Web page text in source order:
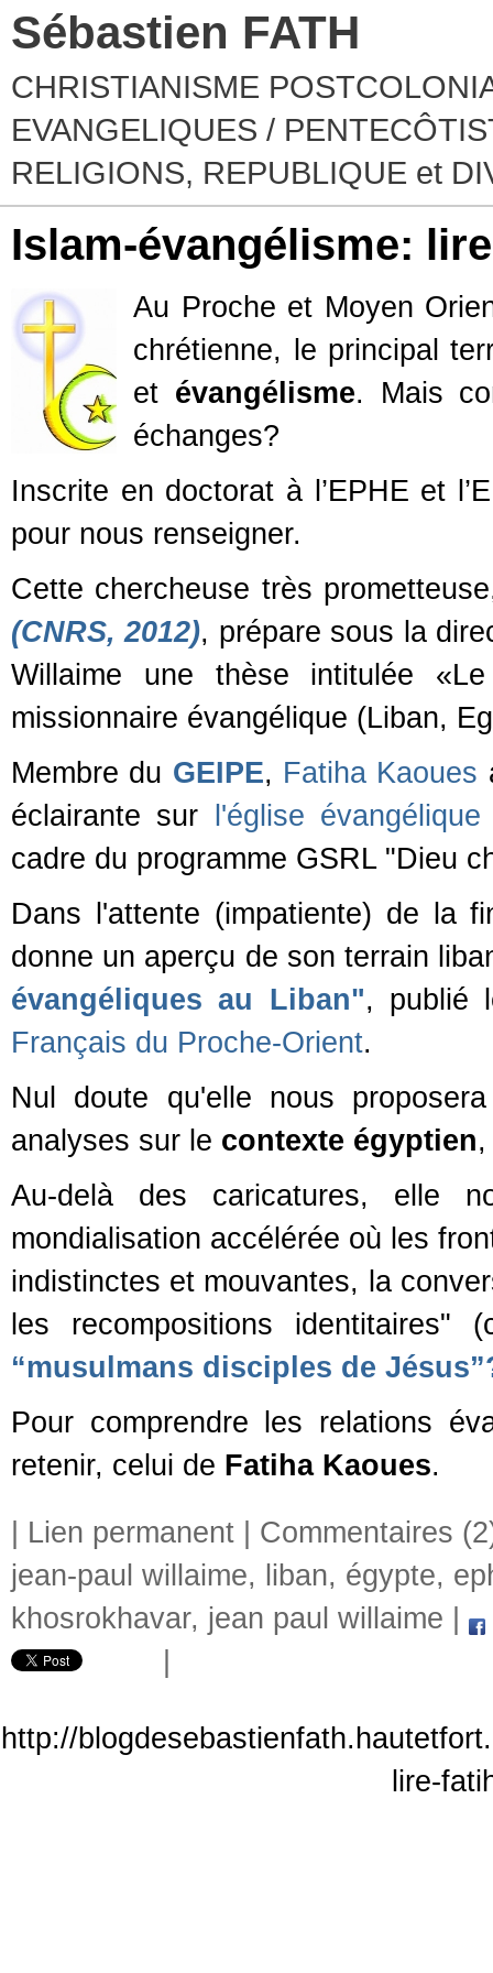
Sébastien FATH
CHRISTIANISME
EVANGELIQUES /
RELIGIONS, REPUBLIQUE et
Islam-évangélisme:
Au Proche et Moyen
chrétienne, le principal
et évangélisme. Mais
échanges?
Inscrite en doctorat à l’EPHE et
pour nous renseigner.
Cette chercheuse très
(CNRS, 2012), prépare sous la
Willaime une thèse intitulée
missionnaire évangélique (Liban,
Membre du GEIPE, Fatiha Kaoues
éclairante sur
l'église
cadre du programme GSRL "Dieu
Dans l'attente (impatiente) de la
donne un aperçu de son terrain
évangéliques au Liban", publié
Français du Proche-Orient.
Nul doute qu'elle nous
analyses sur le contexte égyptien
Au-delà des caricatures, elle
mondialisation accélérée où les
indistinctes et mouvantes, la
les recompositions
“musulmans disciples de
Pour comprendre les relations
retenir, celui de Fatiha Kaoues.
Lien permanent
Commentaires
jean-paul willaime, liban, égypte,
khosrokhavar, jean paul willaime
http://
lire-